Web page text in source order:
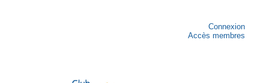
Connexion
Accès membres